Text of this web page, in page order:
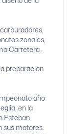
zonales,
Carretera .
preparación
año
en la
Esteban
sus motores.